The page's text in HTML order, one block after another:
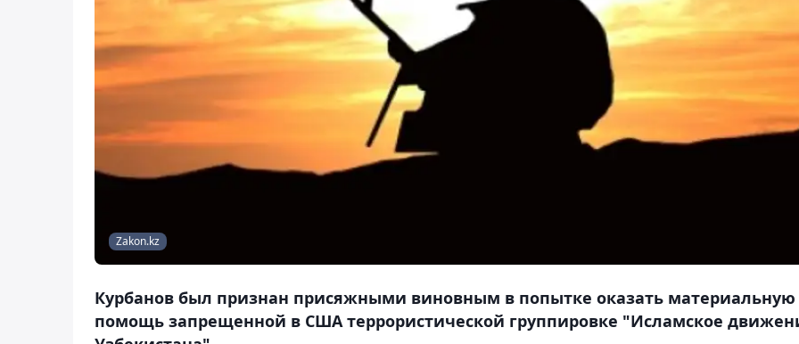
Zakon.kz
Курбанов был признан присяжными виновным в попытке оказать материальную
помощь запрещенной в США террористической группировке "Исламское